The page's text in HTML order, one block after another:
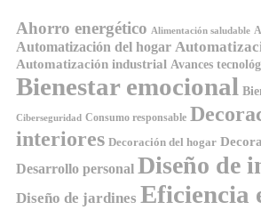
Ahorro energético Alimentación saludable
Automatización del hogar
Automatización industrial Avances
Bienestar emocional
Ciberseguridad Consumo responsable
interiores Decoración del hogar
Desarrollo personal Diseño de
Diseño de jardines Eficiencia